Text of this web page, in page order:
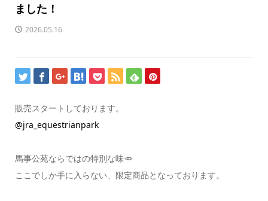
ました！
2026.05.16
販売スタートしております。
@jra_equestrianpark
馬事公苑ならではの特別な味🥕
ここでしか手に入らない、限定商品となっております。